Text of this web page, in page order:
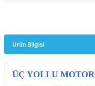
Ürün Bilgisi
ÜÇ YOLLU